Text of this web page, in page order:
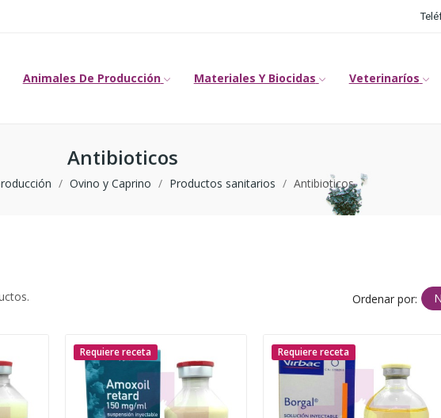
Animales De Producción Materiales Y Biocidas Veterinaríos
Antibioticos
Ovino y Caprino Productos sanitarios Antibioticos
Ordenar por:
Requiere receta Requiere receta